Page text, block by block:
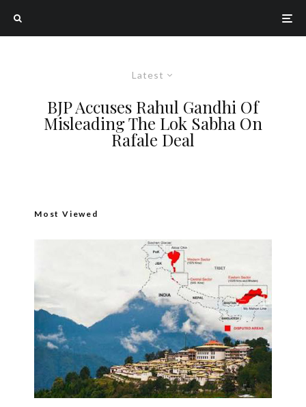
Latest
BJP Accuses Rahul Gandhi Of
Misleading The Lok Sabha On
Rafale Deal
Most Viewed